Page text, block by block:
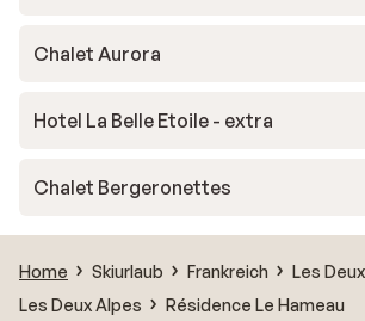
Chalet Aurora
Hotel La Belle Etoile - extra
Chalet Bergeronettes
Home Skiurlaub Frankreich
Les
Les Deux Alpes
Résidence Le Hameau